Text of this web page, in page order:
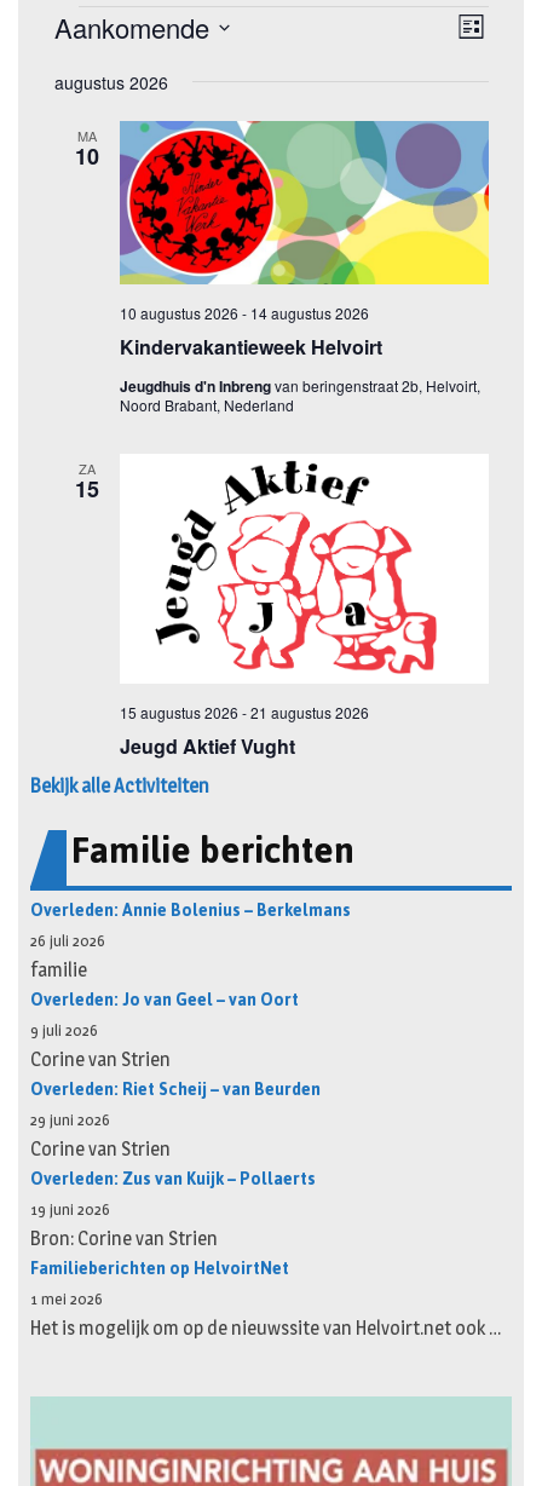
Bekijk alle Activiteiten
Familie berichten
Overleden: Annie Bolenius – Berkelmans
26 juli 2026
familie
Overleden: Jo van Geel – van Oort
9 juli 2026
Corine van Strien
Overleden: Riet Scheij – van Beurden
29 juni 2026
Corine van Strien
Overleden: Zus van Kuijk – Pollaerts
19 juni 2026
Bron: Corine van Strien
Familieberichten op HelvoirtNet
1 mei 2026
Het is mogelijk om op de nieuwssite van Helvoirt.net ook …